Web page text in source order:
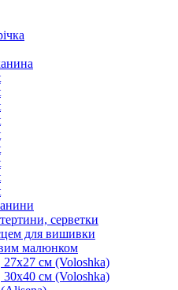
серветки
для вишивки
малюнком
27х27 см (Voloshka)
30х40 см (Voloshka)